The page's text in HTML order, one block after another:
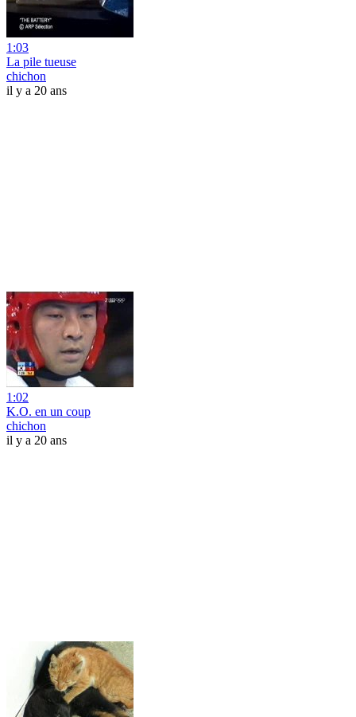
1:03
La pile tueuse
chichon
il y a 20 ans
1:02
K.O. en un coup
chichon
il y a 20 ans